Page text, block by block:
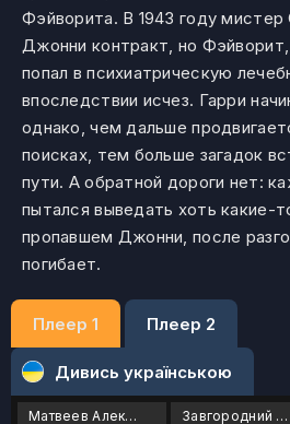
Фэйворита. В 1943 году
Джонни контракт, но
попал в психиатрическую
впоследствии исчез. Гарри
однако, чем дальше
поисках, тем больше загадок
пути. А обратной дороги нет:
пытался выведать хоть какие-
пропавшем Джонни, после
погибает.
Плеер 1 Плеер 2
Дивись українською
Матвеев Алексей Завгородний Владимир